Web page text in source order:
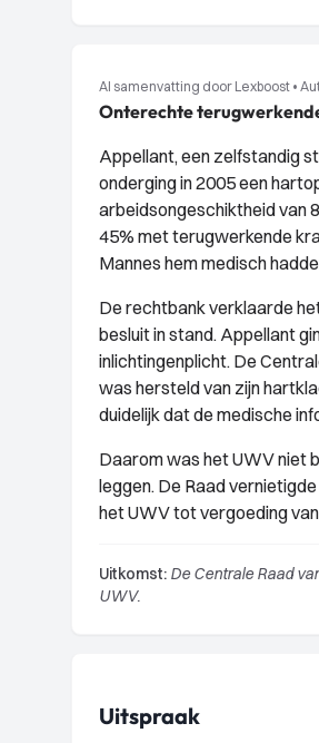
AI samenvatting door Lexboost •
Onterechte
Appellant, een zelfstandig
onderging in 2005 een
arbeidsongeschiktheid van
45% met terugwerkende
Mannes hem medisch
De rechtbank verklaarde
besluit in stand. Appellant
inlichtingenplicht. De
was hersteld van zijn
duidelijk dat de medische
Daarom was het UWV niet
leggen. De Raad
het UWV tot vergoeding
Uitkomst: De Centrale Raad
UWV.
Uitspraak